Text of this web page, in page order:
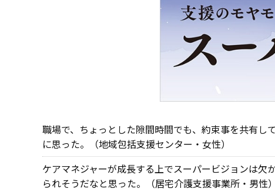
職場で、ちょっとした隙間時間でも、約束事を共有
に思った。（地域包括支援センター・女性）
ケアマネジャーが成長する上でスーパービジョンは
られそうだなと思った。（居宅介護支援事業所・男性）